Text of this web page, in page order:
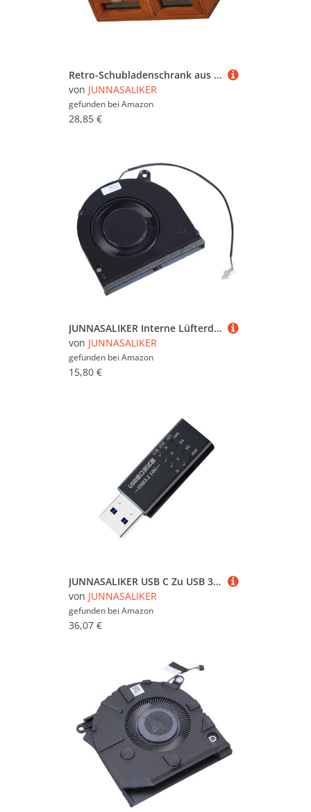
Retro-Schubladenschrank aus Massivholz, dekorative Aufbewahrungsbox aus Holz mit Glasfront, 4 Schubladen für einfachen Zugang
von JUNNASALIKER
gefunden bei Amazon
28,85 €
JUNNASALIKER Interne Lüfterdauer Für 3 SF316 51 X SFX16-51G Notebook Sorgt Für Effizient
von JUNNASALIKER
gefunden bei Amazon
15,80 €
JUNNASALIKER USB C Zu USB 3.2 Schnittstellen Testerdetektoren Mit Reversiblen Anschlüssen Und Schnellen Ladefunktion Bis Zu 36W
von JUNNASALIKER
gefunden bei Amazon
36,07 €